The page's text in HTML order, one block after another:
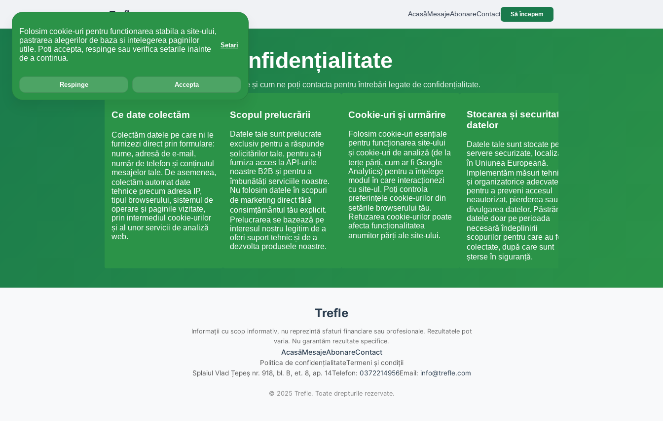
Trefle Acasă MesajeAbonareContact Să începem
Politica de confidențialitate
Cum gestionăm datele tale, drepturile tale și cum ne poți contacta pentru întrebări legate de confidențialitate.
Ce date colectăm
Colectăm datele pe care ni le
furnizezi direct prin formulare:
nume, adresă de e-mail,
număr de telefon și conținutul
mesajelor tale. De asemenea,
colectăm automat date
tehnice precum adresa IP,
tipul browserului, sistemul de
operare și paginile vizitate,
prin intermediul cookie-urilor
și al unor servicii de analiză
web.
Scopul prelucrării
Datele tale sunt prelucrate
exclusiv pentru a răspunde
solicitărilor tale, pentru a-ți
furniza acces la API-urile
noastre B2B și pentru a
îmbunătăți serviciile noastre.
Nu folosim datele în scopuri
de marketing direct fără
consimțământul tău explicit.
Prelucrarea se bazează pe
interesul nostru legitim de a
oferi suport tehnic și de a
dezvolta produsele noastre.
Cookie-uri și urmărire
Folosim cookie-uri esențiale
pentru funcționarea site-ului
și cookie-uri de analiză (de la
terțe părți, cum ar fi Google
Analytics) pentru a înțelege
modul în care interacționezi
cu site-ul. Poți controla
preferințele cookie-urilor din
setările browserului tău.
Refuzarea cookie-urilor poate
afecta funcționalitatea
anumitor părți ale site-ului.
Stocarea și securitatea
datelor
Datele tale sunt stocate pe
servere securizate, localizate
în Uniunea Europeană.
Implementăm măsuri tehnice
și organizatorice adecvate
pentru a preveni accesul
neautorizat, pierderea sau
divulgarea datelor. Păstrăm
datele doar pe perioada
necesară îndeplinirii
scopurilor pentru care au fost
colectate, după care sunt
șterse în siguranță.
Trefle
Informații cu scop informativ, nu reprezintă sfaturi financiare sau profesionale. Rezultatele pot
varia. Nu garantăm rezultate specifice.
AcasăMesajeAbonareContact
Politica de confidențialitateTermeni și condiții
Splaiul Vlad Țepeș nr. 918, bl. B, et. 8, ap. 14Telefon: 0372214956Email: info@trefle.com
© 2025 Trefle. Toate drepturile rezervate.
Folosim cookie-uri pentru functionarea stabila a site-ului,
pastrarea alegerilor de baza si intelegerea paginilor
utile. Poti accepta, respinge sau verifica setarile inainte
de a continua.
Setari
Respinge Accepta